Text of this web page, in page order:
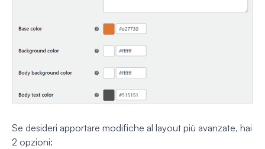
Se desideri apportare modifiche al layout più avanzate, hai
2 opzioni: